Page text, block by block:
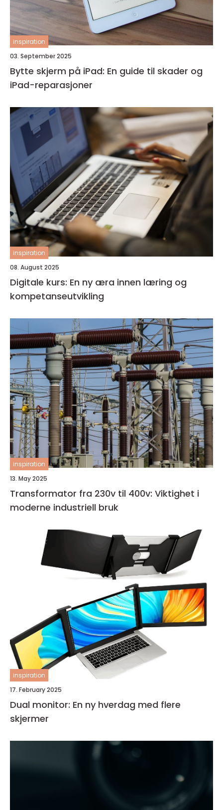
inspiration
03. September 2025
Bytte skjerm på iPad: En guide til skader og
iPad-reparasjoner
inspiration
08. August 2025
Digitale kurs: En ny æra innen læring og
kompetanseutvikling
inspiration
13. May 2025
Transformator fra 230v til 400v: Viktighet i
moderne industriell bruk
inspiration
17. February 2025
Dual monitor: En ny hverdag med flere
skjermer